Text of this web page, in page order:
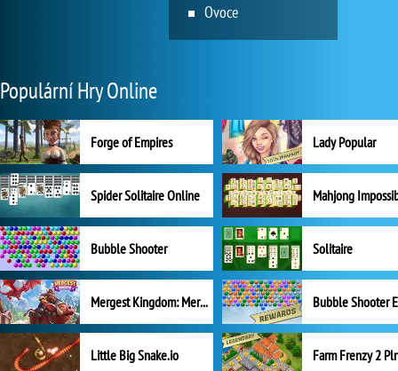
Ovoce
Populární Hry Online
Forge of Empires Lady Popular
Spider Solitaire Online Mahjong
Bubble Shooter Solitaire
Mergest Kingdom: Merge Puzzle
Little Big Snake.io